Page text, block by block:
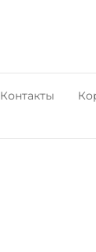
Контакты